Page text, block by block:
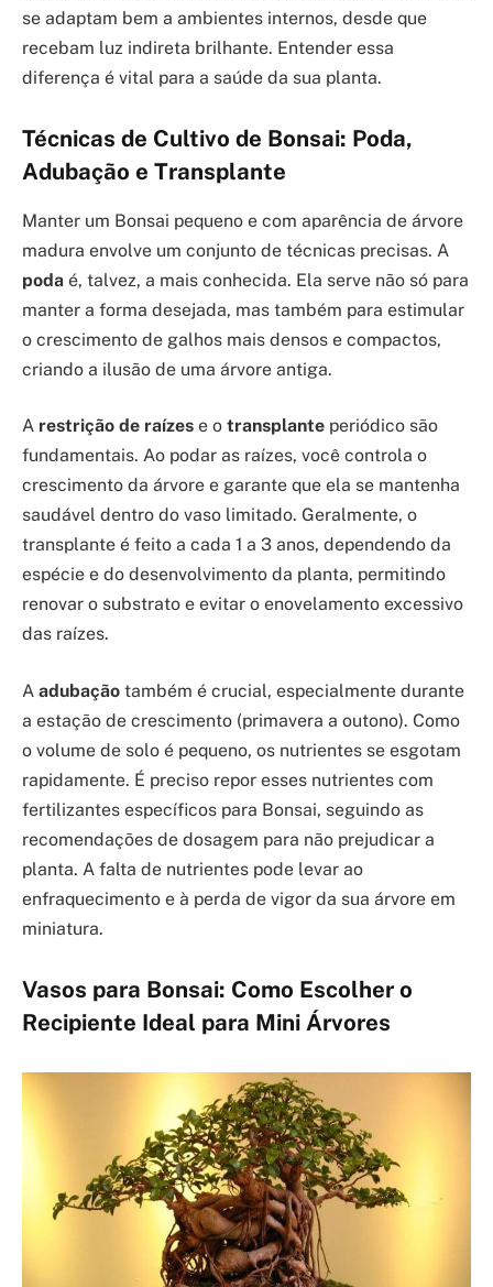
se adaptam bem a ambientes internos, desde que
recebam luz indireta brilhante. Entender essa
diferença é vital para a saúde da sua planta.
Técnicas de Cultivo de Bonsai: Poda,
Adubação e Transplante
Manter um Bonsai pequeno e com aparência de árvore
madura envolve um conjunto de técnicas precisas. A
poda é, talvez, a mais conhecida. Ela serve não só para
manter a forma desejada, mas também para estimular
o crescimento de galhos mais densos e compactos,
criando a ilusão de uma árvore antiga.
A restrição de raízes e o transplante periódico são
fundamentais. Ao podar as raízes, você controla o
crescimento da árvore e garante que ela se mantenha
saudável dentro do vaso limitado. Geralmente, o
transplante é feito a cada 1 a 3 anos, dependendo da
espécie e do desenvolvimento da planta, permitindo
renovar o substrato e evitar o enovelamento excessivo
das raízes.
A adubação também é crucial, especialmente durante
a estação de crescimento (primavera a outono). Como
o volume de solo é pequeno, os nutrientes se esgotam
rapidamente. É preciso repor esses nutrientes com
fertilizantes específicos para Bonsai, seguindo as
recomendações de dosagem para não prejudicar a
planta. A falta de nutrientes pode levar ao
enfraquecimento e à perda de vigor da sua árvore em
miniatura.
Vasos para Bonsai: Como Escolher o
Recipiente Ideal para Mini Árvores